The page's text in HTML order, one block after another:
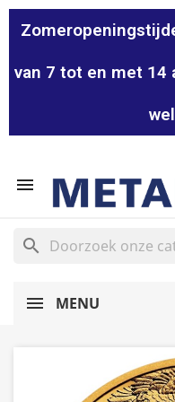
van 7 tot en met 14

search
MENU